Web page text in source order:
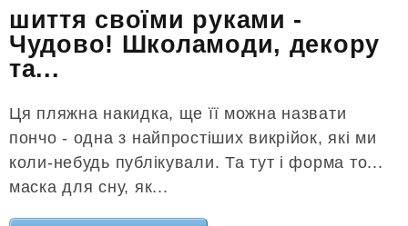
шиття своїми руками -
Чудово! Школамоди, декору
та...
Ця пляжна накидка, ще її можна назвати
пончо - одна з найпростіших викрійок, які ми
коли-небудь публікували. Та тут і форма то...
маска для сну, як...